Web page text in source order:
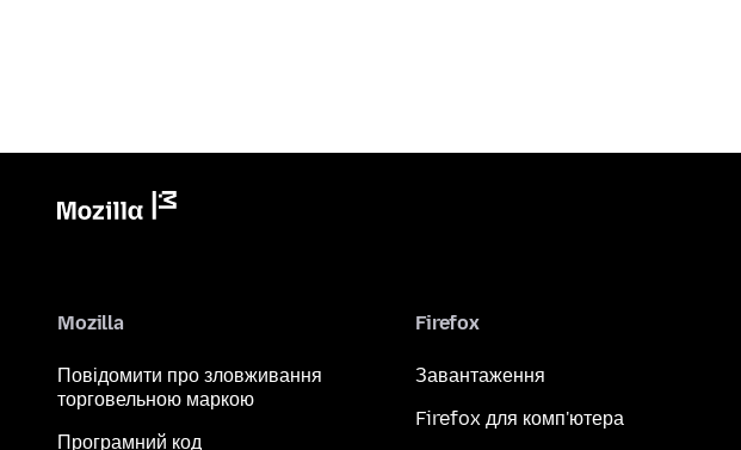
Mozilla
Повідомити про зловживання
торговельною маркою
Програмний код
Firefox
Завантаження
Firefox для комп'ютера